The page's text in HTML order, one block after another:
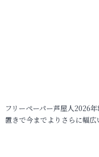
フリーペーパー芦屋人2026
置きで今までよりさらに幅